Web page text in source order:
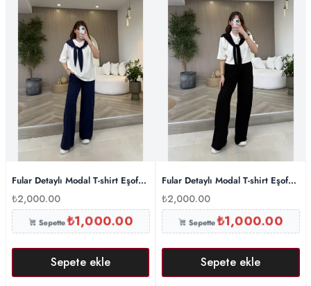
Fular Detaylı Modal T-shirt Eşofman Takım – Lacivert
₺2,000.00
Sepette₺1,000.00
Sepete ekle
Fular Detaylı Modal T-shirt Eşofman
₺2,000.00
Sepette₺1,000.00
Sepete ekle